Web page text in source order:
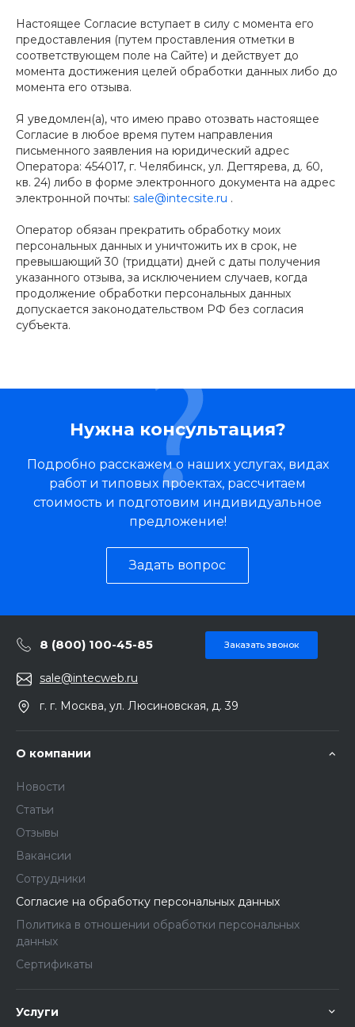
Настоящее Согласие вступает в силу с момента его
предоставления (путем проставления отметки в
соответствующем поле на Сайте) и действует до
момента достижения целей обработки данных либо до
момента его отзыва.
Я уведомлен(а), что имею право отозвать настоящее
Согласие в любое время путем направления
письменного заявления на юридический адрес
Оператора: 454017, г. Челябинск, ул. Дегтярева, д. 60,
кв. 24) либо в форме электронного документа на адрес
электронной почты: sale@intecsite.ru .
Оператор обязан прекратить обработку моих
персональных данных и уничтожить их в срок, не
превышающий 30 (тридцати) дней с даты получения
указанного отзыва, за исключением случаев, когда
продолжение обработки персональных данных
допускается законодательством РФ без согласия
субъекта.
Нужна консультация?
Подробно расскажем о наших услугах, видах
работ и типовых проектах, рассчитаем
стоимость и подготовим индивидуальное
предложение!
Задать вопрос
8 (800) 100-45-85 Заказать звонок
sale@intecweb.ru
г. г. Москва, ул. Люсиновская, д. 39
О компании
Новости
Статьи
Отзывы
Вакансии
Сотрудники
Согласие на обработку персональных данных
Политика в отношении обработки персональных
данных
Сертификаты
Услуги